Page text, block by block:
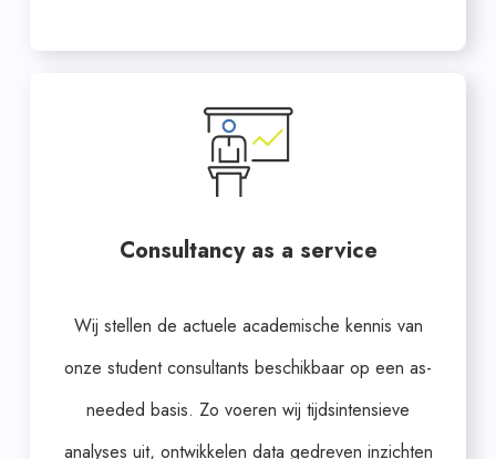
Consultancy as a service
Wij stellen de actuele academische kennis van
onze student consultants beschikbaar op een as-
needed basis. Zo voeren wij tijdsintensieve
analyses uit, ontwikkelen data gedreven inzichten